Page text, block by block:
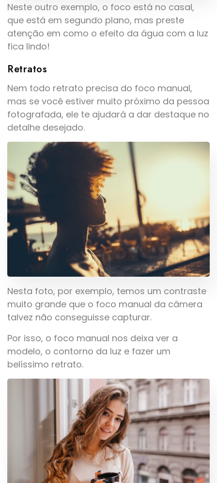
Neste outro exemplo, o foco está no casal,
que está em segundo plano, mas preste
atenção em como o efeito da água com a luz
fica lindo!
Retratos
Nem todo retrato precisa do foco manual,
mas se você estiver muito próximo da pessoa
fotografada, ele te ajudará a dar destaque no
detalhe desejado.
Nesta foto, por exemplo, temos um contraste
muito grande que o foco manual da câmera
talvez não conseguisse capturar.
Por isso, o foco manual nos deixa ver a
modelo, o contorno da luz e fazer um
belíssimo retrato.